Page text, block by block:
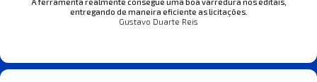
entregando de maneira eficiente as licitações.
Gustavo Duarte Reis